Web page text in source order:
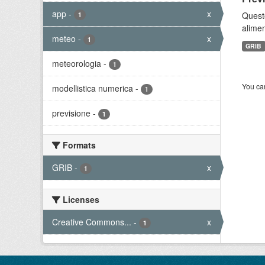
app - 1 x
meteo - 1 x
meteorologia - 1
modellistica numerica - 1
previsione - 1
Formats
GRIB - 1 x
Licenses
Creative Commons... - 1 x
GRIB
You